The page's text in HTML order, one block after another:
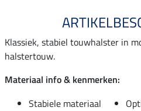
Klassiek, stabiel touwhalster in
halstertouw.
Materiaal info & kenmerken:
Stabiele materiaal